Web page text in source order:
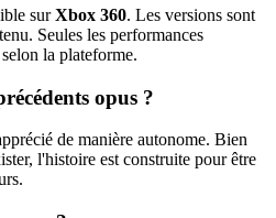
surXbox 360. Les versions sont
Seules les performances
la plateforme.
opus ?
de manière autonome. Bien
l'histoire est construite pour être